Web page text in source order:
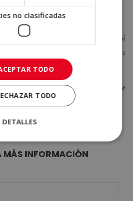
y decoración de interiores
te permitirá
del sector, así como manejarte en los
interioresmás destacados.
y matricúlate para dar rienda suelta
en Escuela ELBS!
MÁS INFORMACIÓN
no clasificadas
TODO
TODO